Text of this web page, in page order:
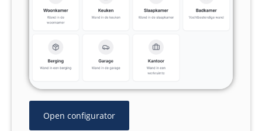
Open configurator